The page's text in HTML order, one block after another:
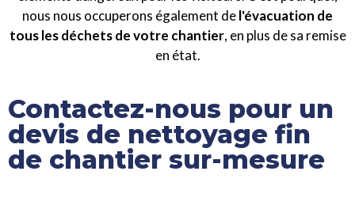
nous nous occuperons également del'évacuation de
tous les déchets de votre chantier, en plus de sa remise
en état.
Contactez-nous pour un
devis de nettoyage fin
de chantier sur-mesure